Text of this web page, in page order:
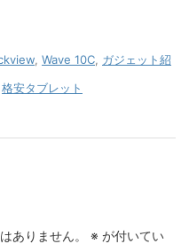
Wave 10C ガジェット紹
格安タブレット
ありません。 ※ が付いてい